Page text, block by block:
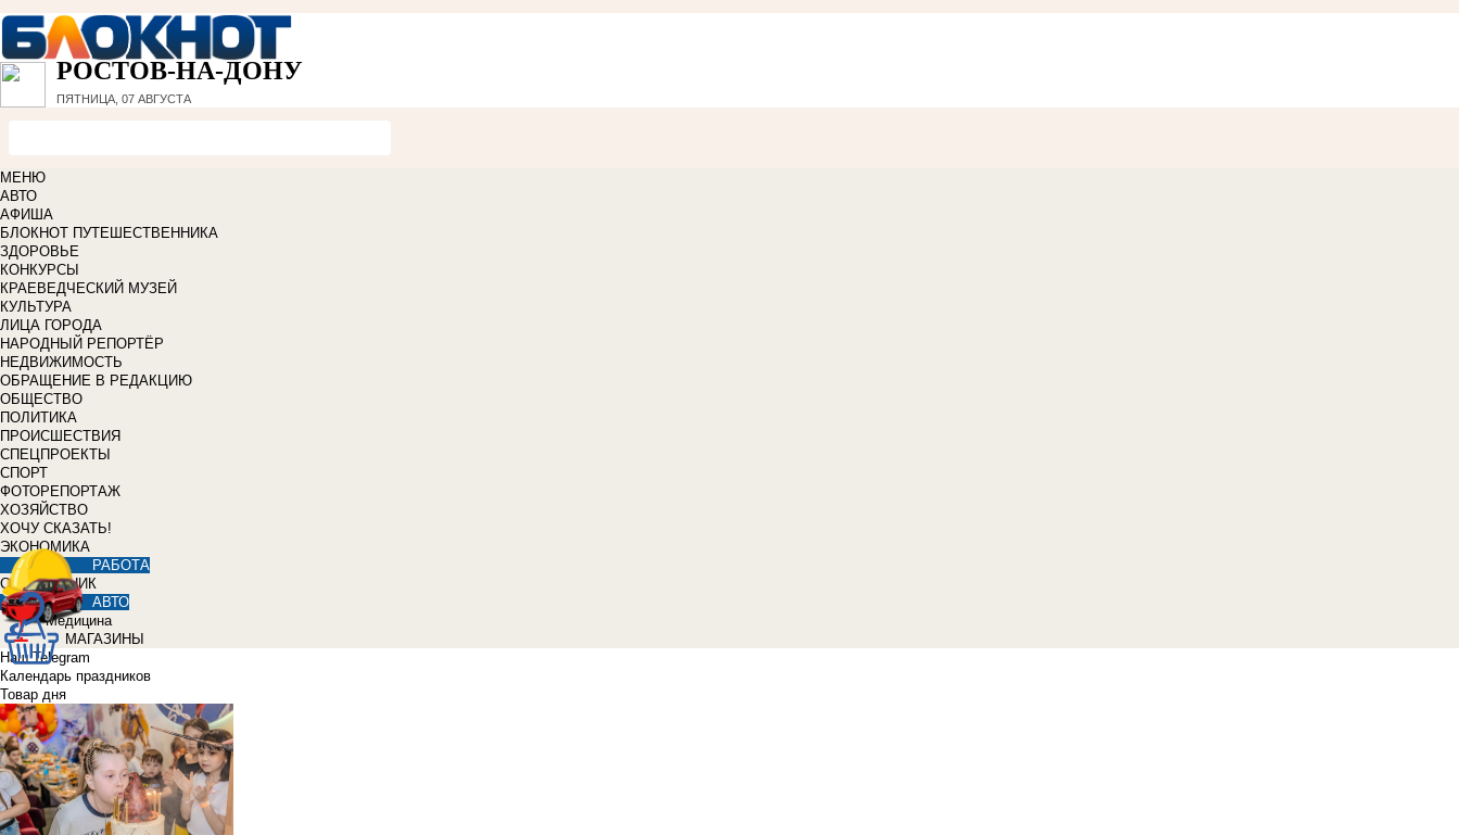
РОСТОВ-НА-ДОНУ
ПЯТНИЦА, 07 АВГУСТА
МЕНЮ
АВТО
АФИША
БЛОКНОТ ПУТЕШЕСТВЕННИКА
ЗДОРОВЬЕ
КОНКУРСЫ
КРАЕВЕДЧЕСКИЙ МУЗЕЙ
КУЛЬТУРА
ЛИЦА ГОРОДА
НАРОДНЫЙ РЕПОРТЁР
НЕДВИЖИМОСТЬ
ОБРАЩЕНИЕ В РЕДАКЦИЮ
ОБЩЕСТВО
ПОЛИТИКА
ПРОИСШЕСТВИЯ
СПЕЦПРОЕКТЫ
СПОРТ
ФОТОРЕПОРТАЖ
ХОЗЯЙСТВО
ХОЧУ СКАЗАТЬ!
ЭКОНОМИКА
РАБОТА
СПРАВОЧНИК
АВТО
Медицина
МАГАЗИНЫ
Наш Telegram
Календарь праздников
Товар дня